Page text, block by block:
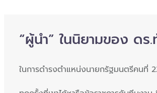
“ผู้นำ” ในนิยามของ ด
ในการดำรงตำแหน่งนายกรัฐมนตรีคนที่